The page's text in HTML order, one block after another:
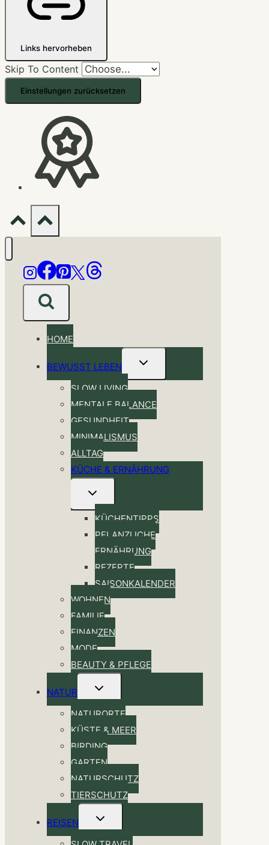
Links hervorheben
Skip To Content
Einstellungen zurücksetzen
HOME
BEWUSST LEBEN
Untermenü
SLOW LIVING
MENTALE BALANCE
GESUNDHEIT
MINIMALISMUS
ALLTAG
KÜCHE & ERNÄHRUNG
Untermenü
KÜCHENTIPPS
PFLANZLICHE
ERNÄHRUNG
REZEPTE
SAISONKALENDER
WOHNEN
FAMILIE
FINANZEN
MODE
BEAUTY & PFLEGE
NATUR
Untermenü
NATURORTE
KÜSTE & MEER
BIRDING
GARTEN
NATURSCHUTZ
TIERSCHUTZ
REISEN
Untermenü